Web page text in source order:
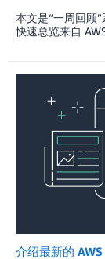
本文是“一周回顾
快速总览来自
介绍最新的